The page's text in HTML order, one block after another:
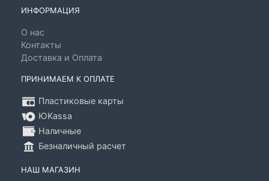
ИНФОРМАЦИЯ
О нас
Контакты
Доставка и Оплата
ПРИНИМАЕМ К ОПЛАТЕ
Пластиковые карты
ЮKassa
Наличные
Безналичный расчет
НАШ МАГАЗИН